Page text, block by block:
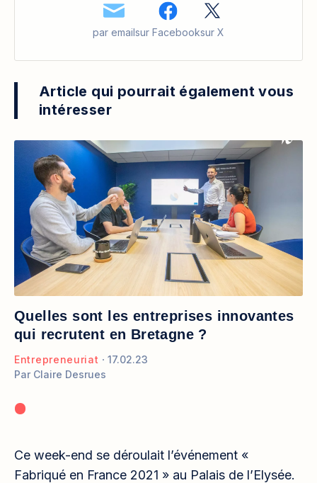
par emailsur Facebooksur X
Article qui pourrait également vous
intéresser
Quelles sont les entreprises innovantes
qui recrutent en Bretagne ?
Entrepreneuriat
17.02.23
Par Claire Desrues
Ce week-end se déroulait l’événement «
Fabriqué en France 2021 » au Palais de l’Elysée.